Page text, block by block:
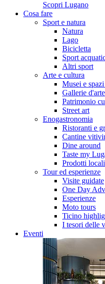
Scopri Lugano
Cosa fare
Sport e natura
Natura
Lago
Bicicletta
Sport
Altri sport
Arte e cultura
Musei e
Gallerie d'arte
Patrimonio
Street art
Enogastronomia
Ristoranti e
Cantine
Dine around
Taste my
Prodotti
Tour ed esperienze
Visite guidate
One Day
Esperienze
Moto tours
Ticino
I tesori delle
Eventi